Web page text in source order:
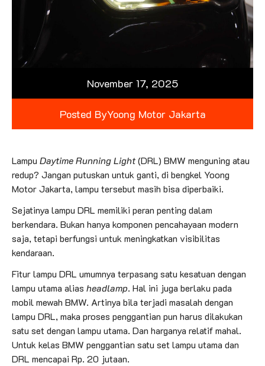
November 17, 2025
Posted ByYoong Motor Jakarta
Lampu Daytime Running Light(DRL) BMW menguning atau
redup? Jangan putuskan untuk ganti, di bengkel Yoong
Motor Jakarta, lampu tersebut masih bisa diperbaiki.
Sejatinya lampu DRL memiliki peran penting dalam
berkendara. Bukan hanya komponen pencahayaan modern
saja, tetapi berfungsi untuk meningkatkan visibilitas
kendaraan.
Fitur lampu DRL umumnya terpasang satu kesatuan dengan
lampu utama alias headlamp. Hal ini juga berlaku pada
mobil mewah BMW. Artinya bila terjadi masalah dengan
lampu DRL, maka proses penggantian pun harus dilakukan
satu set dengan lampu utama. Dan harganya relatif mahal.
Untuk kelas BMW penggantian satu set lampu utama dan
DRL mencapai Rp. 20 jutaan.